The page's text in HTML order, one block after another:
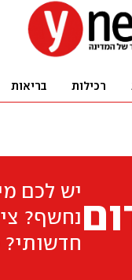
רכילות בריאות
יש לכם
נחשף?